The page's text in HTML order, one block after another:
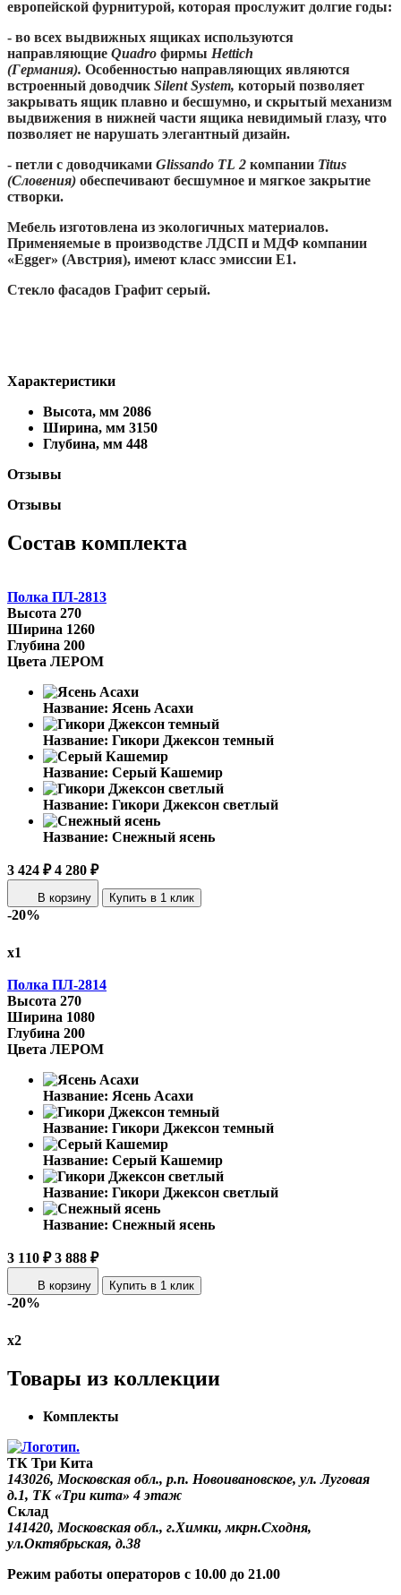
европейской фурнитурой, которая прослужит долгие годы:
- во всех выдвижных ящиках используются
направляющие Quadro фирмы Hettich
(Германия). Особенностью направляющих являются
встроенный доводчик Silent System, который позволяет
закрывать ящик плавно и бесшумно, и скрытый механизм
выдвижения в нижней части ящика невидимый глазу, что
позволяет не нарушать элегантный дизайн.
- петли с доводчиками Glissando TL 2 компании Titus
(Словения) обеспечивают бесшумное и мягкое закрытие
створки.
Мебель изготовлена из экологичных материалов.
Применяемые в производстве ЛДСП и МДФ компании
«Egger» (Австрия), имеют класс эмиссии Е1.
Стекло фасадов Графит серый.
Характеристики
Высота, мм 2086
Ширина, мм 3150
Глубина, мм 448
Отзывы
Отзывы
Состав комплекта
Полка ПЛ-2813
Высота 270
Ширина 1260
Глубина 200
Цвета ЛЕРОМ
Название: Ясень Асахи
Название: Гикори Джексон темный
Название: Серый Кашемир
Название: Гикори Джексон светлый
Название: Снежный ясень
3 424 ₽4 280 ₽
В корзину Купить в 1 клик
-20%
х1
Полка ПЛ-2814
Высота 270
Ширина 1080
Глубина 200
Цвета ЛЕРОМ
Название: Ясень Асахи
Название: Гикори Джексон темный
Название: Серый Кашемир
Название: Гикори Джексон светлый
Название: Снежный ясень
3 110 ₽3 888 ₽
В корзину Купить в 1 клик
-20%
х2
Товары из коллекции
Комплекты
ТК Три Кита
143026, Московская обл., р.п. Новоивановское, ул. Луговая
д.1, ТК «Три кита» 4 этаж
Склад
141420, Московская обл., г.Химки, мкрн.Сходня,
ул.Октябрьская, д.38
Режим работы операторов с 10.00 до 21.00